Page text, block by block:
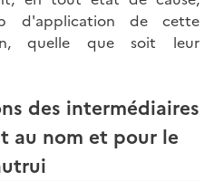
d'application de cette
quelle que soit leur
des intermédiaires
au nom et pour le